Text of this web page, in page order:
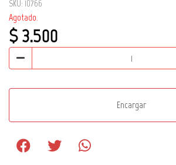
SKU: 10766
Agotado.
$ 3.500
Encargar